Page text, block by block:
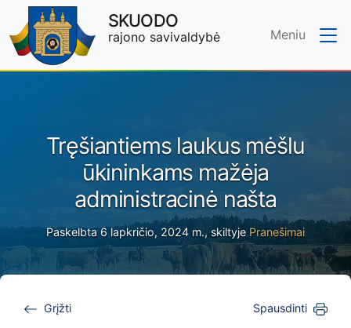
Skip to main content
SKUODO
rajono savivaldybė Meniu
Tręšiantiems laukus mėšlu
ūkininkams mažėja
administracinė našta
Paskelbta 6 lapkričio, 2024 m., skiltyje Pranešimai
Grįžti Spausdinti